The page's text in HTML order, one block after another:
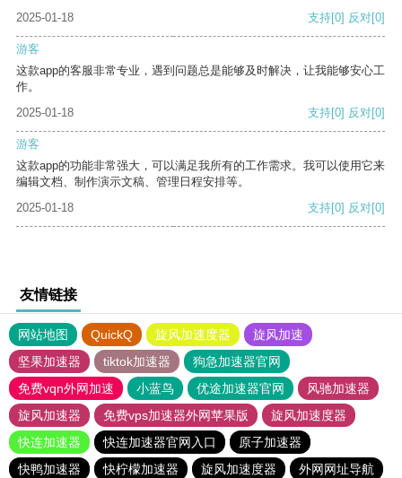
2025-01-18
支持[0] 反对[0]
游客
这款app的客服非常专业，遇到问题总是能够及时解决，让我能够安心工
作。
2025-01-18
支持[0] 反对[0]
游客
这款app的功能非常强大，可以满足我所有的工作需求。我可以使用它来
编辑文档、制作演示文稿、管理日程安排等。
2025-01-18
支持[0] 反对[0]
友情链接
网站地图 QuickQ 旋风加速度器
旋风加速
坚果加速器
tiktok加速器
狗急加速器官网
免费vqn外网加速
小蓝鸟 优途加速器官网
风驰加速器
旋风加速器
免费vps加速器外网苹果版
旋风加速度器
快连加速器
快连加速器官网入口
原子加速器
快鸭加速器
快柠檬加速器 旋风加速度器
外网网址导航